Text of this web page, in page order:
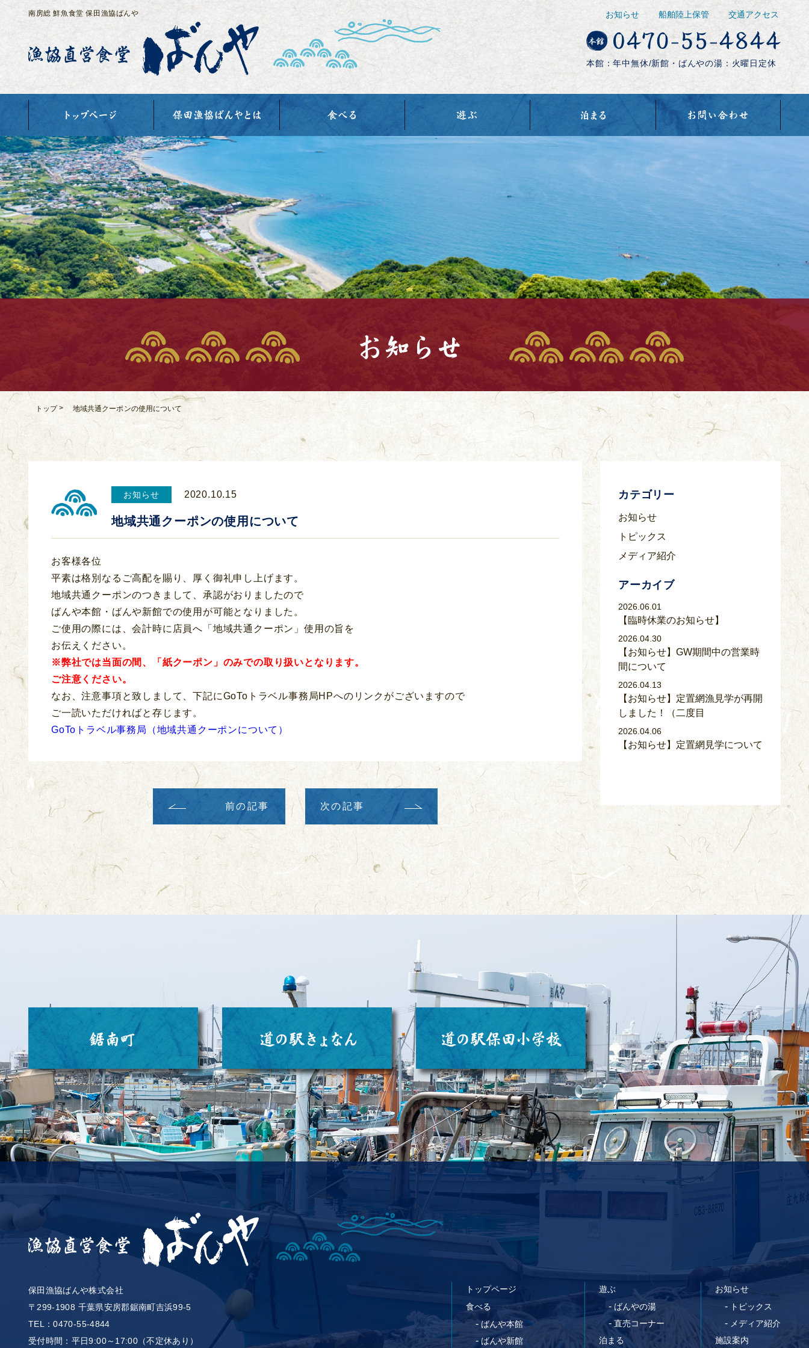
南房総 鮮魚食堂 保田漁協ばんや お知らせ 船舶陸上保管 交通アクセス
本館：年中無休/新館・ばんやの湯： 火曜日定休
お知らせ
トップ> 地域共通クーポンの使用について
お知らせ 2020.10.15
地域共通クーポンの使用について
お客様各位
平素は格別なるご高配を賜り、厚く御礼申し上げます。
地域共通クーポンのつきまして、承認がおりましたので
ばんや本館・ばんや新館での使用が可能となりました。
ご使用の際には、会計時に店員へ「地域共通クーポン」使用の旨を
お伝えください。
※弊社では当面の間、「紙クーポン」のみでの取り扱いとなります。
ご注意ください。
なお、注意事項と致しまして、下記にGoToトラベル事務局HPへのリンクがございますので
ご一読いただければと存じます。
GoToトラベル事務局（地域共通クーポンについて）
前の記事 次の記事
カテゴリー
お知らせ
トピックス
メディア紹介
アーカイブ
2026.06.01
【臨時休業のお知らせ】
2026.04.30
【お知らせ】GW期間中の営業時
間について
2026.04.13
【お知らせ】定置網漁見学が再開
しました！（二度目
2026.04.06
【お知らせ】定置網見学について
保田漁協ばんや株式会社
〒299-1908 千葉県安房郡鋸南町吉浜99-5
TEL：0470-55-4844
受付時間： 平日9:00～17:00（不定休あり）
トップページ
食べる
-ばんや本館
-ばんや新館
遊ぶ
- ばんやの湯
- 直売コーナー
泊まる
お知らせ
- トピックス
- メディア紹介
施設案内